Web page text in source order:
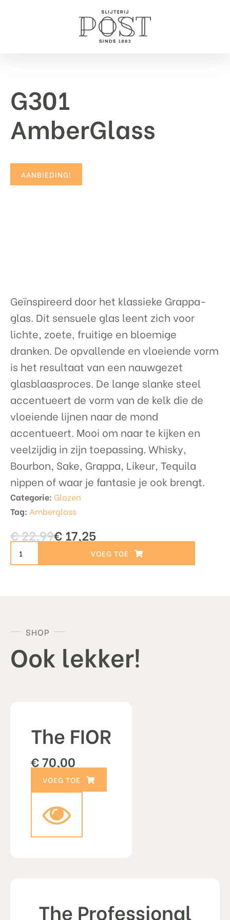
G301
AmberGlass
AANBIEDING!
Geïnspireerd door het klassieke Grappa-
glas. Dit sensuele glas leent zich voor
lichte, zoete, fruitige en bloemige
dranken. De opvallende en vloeiende vorm
is het resultaat van een nauwgezet
glasblaasproces. De lange slanke steel
accentueert de vorm van de kelk die de
vloeiende lijnen naar de mond
accentueert. Mooi om naar te kijken en
veelzijdig in zijn toepassing. Whisky,
Bourbon, Sake, Grappa, Likeur, Tequila
nippen of waar je fantasie je ook brengt.
Categorie: Glazen
Tag: Amberglass
€22,99
Oorspronkelijke
prijs
was:
€ 22,99.
€ 17,25
Huidige
prijs
€ 17,25.
G301
SHOP
Ook lekker!
The FIOR
€70,00
The Professional